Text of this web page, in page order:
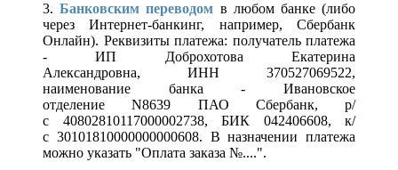
3.Банковским переводом в любом банке (либо
через Интернет-банкинг, например, Сбербанк
Онлайн). Реквизиты платежа: получатель платежа
- ИП Доброхотова Екатерина
Александровна, ИНН 370527069522,
наименование банка - Ивановское
отделение N8639 ПАО Сбербанк, р/
с 40802810117000002738, БИК 042406608, к/
с 30101810000000000608. В назначении платежа
можно указать "Оплата заказа №....".